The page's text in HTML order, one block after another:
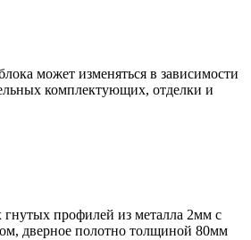
может изменяться в зависимости
комплектующих, отделки и
гнутых профилей из металла 2мм с
дверное полотно толщиной 80мм